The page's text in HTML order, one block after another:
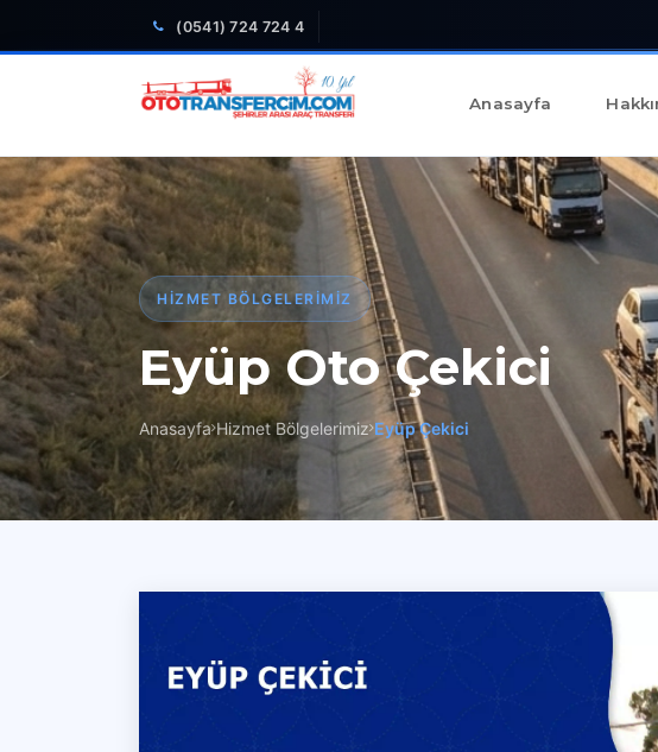
(0541) 724 724 4
Anasayfa
HIZMET BÖLGELERIMIZ
Eyüp Oto Çekici
Anasayfa Hizmet Bölgelerimiz Eyüp Çekici